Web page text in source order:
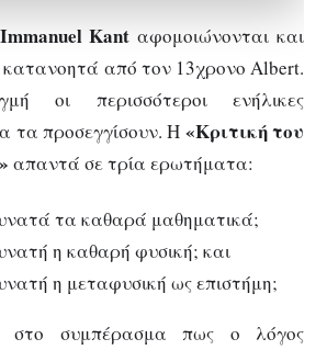
Immanuel Kant αφομοιώνονται και
κατανοητά από τον 13χρονο Albert.
οι περισσότεροι ενήλικες
τα προσεγγίσουν. Η «Κριτική του
απαντά σε τρία ερωτήματα:
τα καθαρά μαθηματικά;
η καθαρή φυσική; και
η μεταφυσική ως επιστήμη;
στο συμπέρασμα πως ο λόγος